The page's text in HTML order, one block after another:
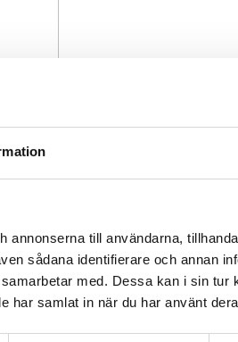
annonserna till användarna,
sådana identifierare och annan
med. Dessa kan i sin tur
har samlat in när du har använt